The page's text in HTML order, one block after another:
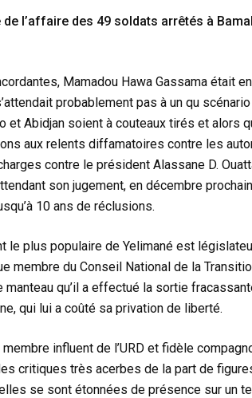
l’affaire des 49 soldats arrêtés à
Mamadou Hawa Gassama était
probablement pas à un qu
et Abidjan soient à couteaux tirés et alors
aux relents diffamatoires contre les
contre le président Alassane D.
son jugement, en décembre
10 ans de réclusions.
le plus populaire de Yelimané est
membre du Conseil National de la
manteau qu’il a effectué la sortie
qui lui a coûté sa privation de liberté.
influent de l’URD et fidèle
critiques très acerbes de la part de
se sont étonnées de présence sur un